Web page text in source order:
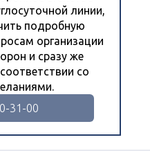
линии,
подробную
организации
и сразу же
со
31-00